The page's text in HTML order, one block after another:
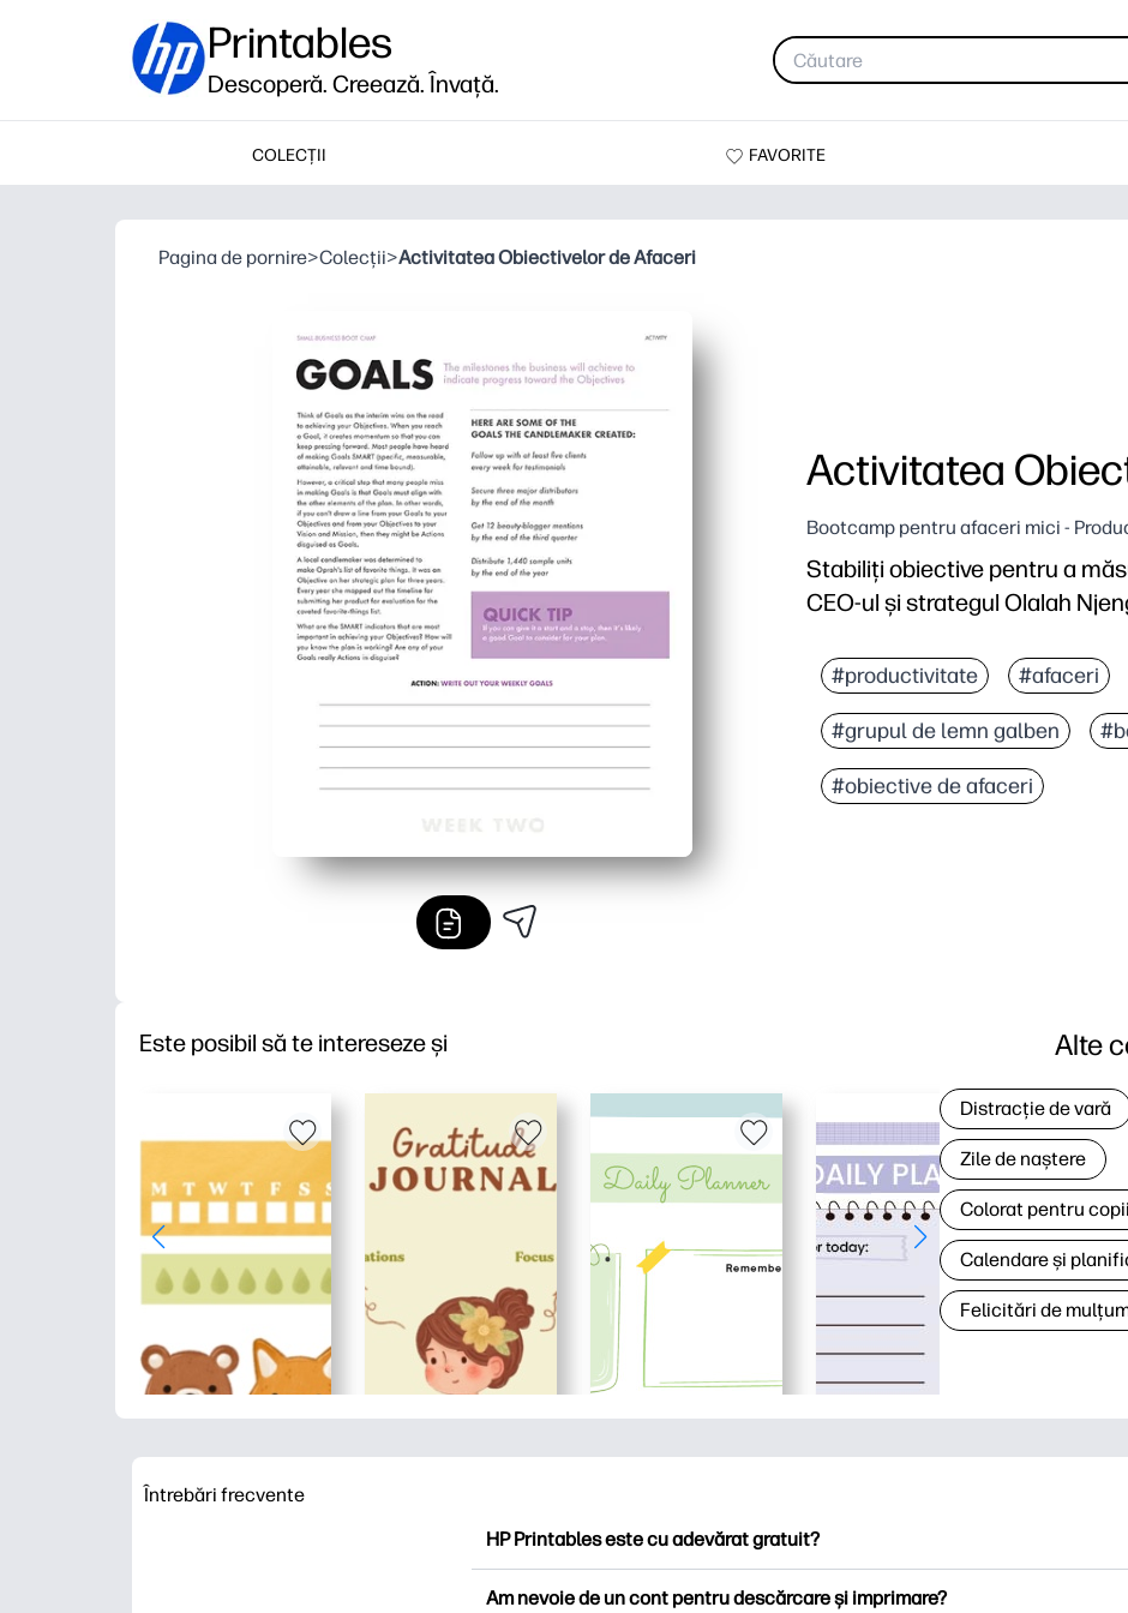
Printables
Descoperă. Creează. Învață.
COLECȚII FAVORITE
Pagina de pornire>Colecții>Activitatea Obiectivelor de Afaceri
Activitatea
Bootcamp pentru afaceri mici -
Stabiliți obiective pentru a
CEO-ul și strategul Olalah
#productivitate #afaceri
#grupul de lemn galben
#obiective de afaceri
Este posibil să te intereseze și Alte
Distracție de vară
Zile de naștere
Colorat pentru copii
Calendare și
Felicitări de
Întrebări frecvente
HP Printables este cu adevărat gratuit?
Am nevoie de un cont pentru descărcare și imprimare?